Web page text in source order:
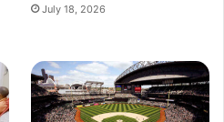
July 18, 2026